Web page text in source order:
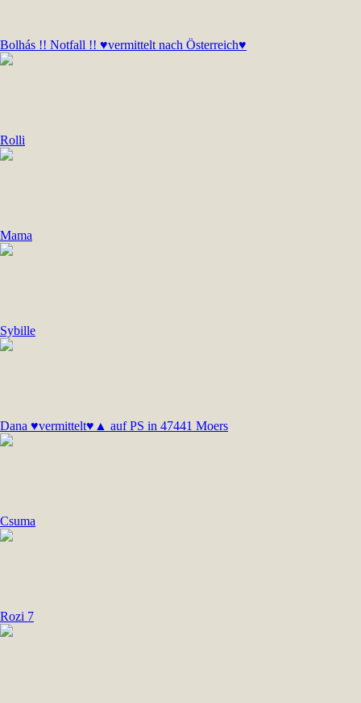
Bolhás !! Notfall !! ♥vermittelt nach Österreich♥
Rolli
Mama
Sybille
Dana ♥vermittelt♥▲ auf PS in 47441 Moers
Csuma
Rozi 7